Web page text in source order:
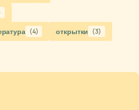
(4) открытки (3)